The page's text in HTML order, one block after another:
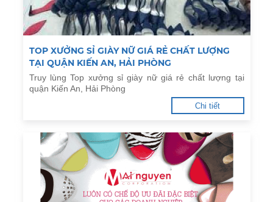
TOP XƯỞNG SỈ GIÀY NỮ GIÁ RẺ CHẤT LƯỢNG
TẠI QUẬN KIẾN AN, HẢI PHÒNG
Truy lùng Top xưởng sỉ giày nữ giá rẻ chất lượng tại
quận Kiến An, Hải Phòng
Chi tiết